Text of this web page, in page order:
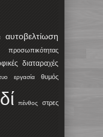
αυτοβελτίωση
διαταραχές
εργασία θυμός
πένθος στρες